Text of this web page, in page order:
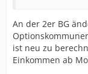
An der 2er BG
ist neu zu
Einkommen ab